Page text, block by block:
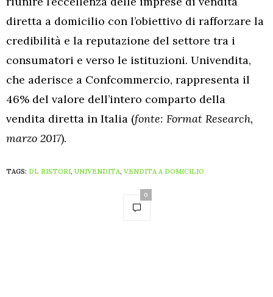
diretta a domicilio con l’obiettivo di rafforzare la
credibilità e la reputazione del settore tra i
consumatori e verso le istituzioni. Univendita,
che aderisce a Confcommercio, rappresenta il
46% del valore dell’intero comparto della
vendita diretta in Italia (fonte: Format Research,
marzo 2017).
TAGS: DL RISTORI, UNIVENDITA, VENDITA A DOMICILIO
0